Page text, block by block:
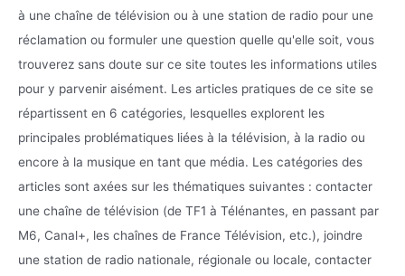
à une chaîne de télévision ou à une station de radio pour une
réclamation ou formuler une question quelle qu'elle soit, vous
trouverez sans doute sur ce site toutes les informations utiles
pour y parvenir aisément. Les articles pratiques de ce site se
répartissent en 6 catégories, lesquelles explorent les
principales problématiques liées à la télévision, à la radio ou
encore à la musique en tant que média. Les catégories des
articles sont axées sur les thématiques suivantes : contacter
une chaîne de télévision (de TF1 à Télénantes, en passant par
M6, Canal+, les chaînes de France Télévision, etc.), joindre
une station de radio nationale, régionale ou locale, contacter